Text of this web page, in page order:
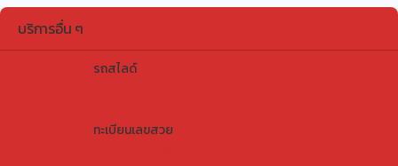
บริการอื่น ๆ
รถสไลด์
ทะเบียนเลขสวย